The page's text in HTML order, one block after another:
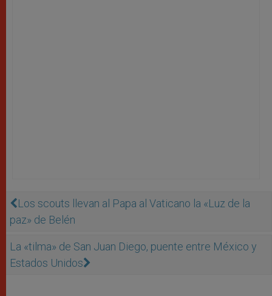
Los scouts llevan al Papa al Vaticano la «Luz de la
paz» de Belén
La «tilma» de San Juan Diego, puente entre México y
Estados Unidos